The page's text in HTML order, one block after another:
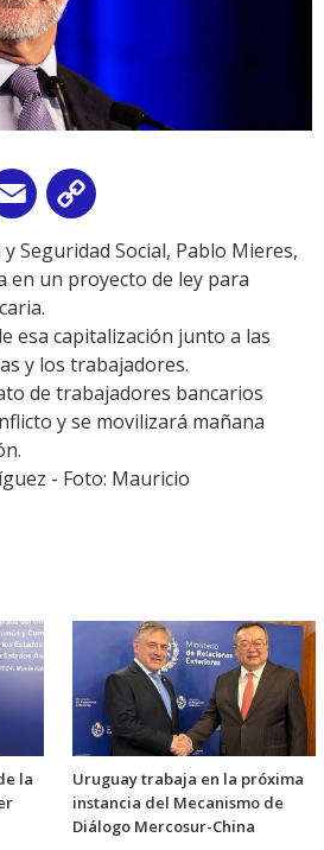
Email
Link
Seguridad Social, Pablo Mieres,
en un proyecto de ley para
esa capitalización junto a las
y los trabajadores.
de trabajadores bancarios
y se movilizará mañana
- Foto: Mauricio
la
Uruguay trabaja en la próxima
instancia del Mecanismo de
Diálogo Mercosur-China